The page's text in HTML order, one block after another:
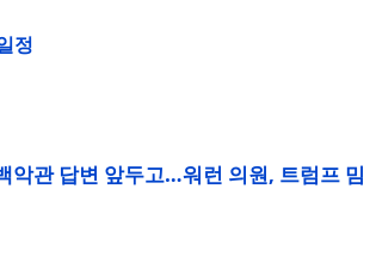
정
악관 답변 앞두고…워런 의원, 트럼프 밈